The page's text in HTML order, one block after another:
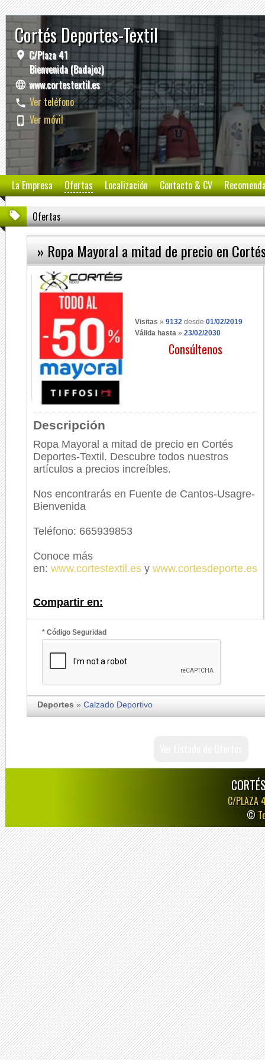
Cortés Deportes-Textil
C/Plaza 41
Bienvenida (Badajoz)
www.cortestextil.es
Ver teléfono
Ver móvil
La Empresa Ofertas Localización Contacto & CV
Ofertas
» Ropa Mayoral a mitad de precio en
Visitas » 9132 desde 01/02/2019
Válida hasta » 23/02/2030
Consúltenos
Descripción
Ropa Mayoral a mitad de precio en Cortés
Deportes-Textil. Descubre todos nuestros
artículos a precios increíbles.
Nos encontrarás en Fuente de Cantos-Usagre-
Bienvenida
Teléfono: 665939853
Conoce más
en: www.cortestextil.es y www.cortesdeporte.es
Compartir en:
* Código Seguridad
Deportes » Calzado Deportivo
C/PLAZA
©